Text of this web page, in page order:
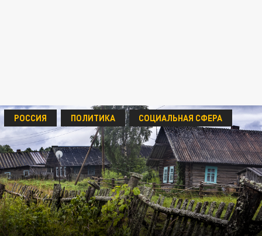
РОССИЯ ПОЛИТИКА СОЦИАЛЬНАЯ СФЕРА